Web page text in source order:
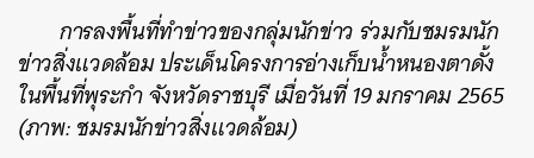
การลงพื้นที่ทำข่าวของกลุ่มนักข่าว ร่วมกับชมรมนัก
ข่าวสิ่งแวดล้อม ประเด็นโครงการอ่างเก็บน้ำหนองตาดั้ง
ในพื้นที่พุระกำ จังหวัดราชบุรี เมื่อวันที่ 19 มกราคม 2565
(ภาพ: ชมรมนักข่าวสิ่งแวดล้อม)